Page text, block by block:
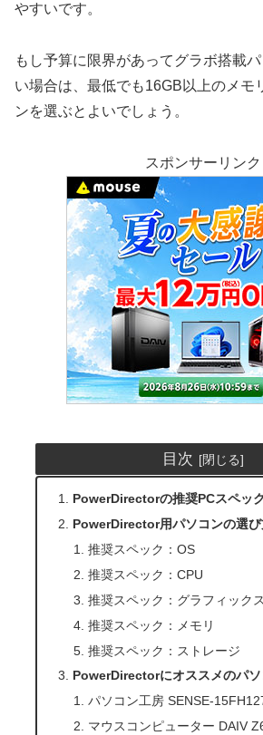
やすいです。
もし予算に限界があってグラボ搭載
い場合は、最低でも16GB以上のメモ
ンを選ぶとよいでしょう。
スポンサーリンク
目次
PowerDirectorの推奨PCスペック
PowerDirector用パソコンの選び
推奨スペック：OS
推奨スペック：CPU
推奨スペック：グラフィックス
推奨スペック：メモリ
推奨スペック：ストレージ
PowerDirectorにオススメのパ
パソコン工房 SENSE-
マウスコンピューター DAIV